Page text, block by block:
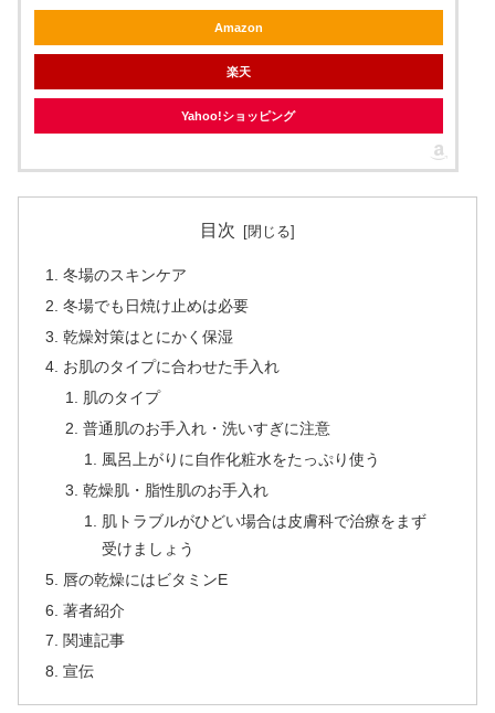
Amazon
楽天
Yahoo!ショッピング
目次
冬場のスキンケア
冬場でも日焼け止めは必要
乾燥対策はとにかく保湿
お肌のタイプに合わせた手入れ
肌のタイプ
普通肌のお手入れ・洗いすぎに注意
風呂上がりに自作化粧水をたっぷり使う
乾燥肌・脂性肌のお手入れ
肌トラブルがひどい場合は皮膚科で治療をまず
受けましょう
唇の乾燥にはビタミンE
著者紹介
関連記事
宣伝